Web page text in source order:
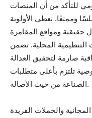
للتأكد من أن المنصات
وممتعًا. نعطي الأولوية
حقيقية ومواقع المقامرة
التنظيمية المحلية. تضمن
صارمة لتحقيق العدالة
تلتزم بأعلى متطلبات
الصناعة من حيث الأصالة.
والحملات الفريدة